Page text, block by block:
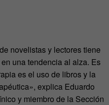
novelistas y lectores tiene
una tendencia al alza. Es
es el uso de libros y la
explica Eduardo
y miembro de la Sección